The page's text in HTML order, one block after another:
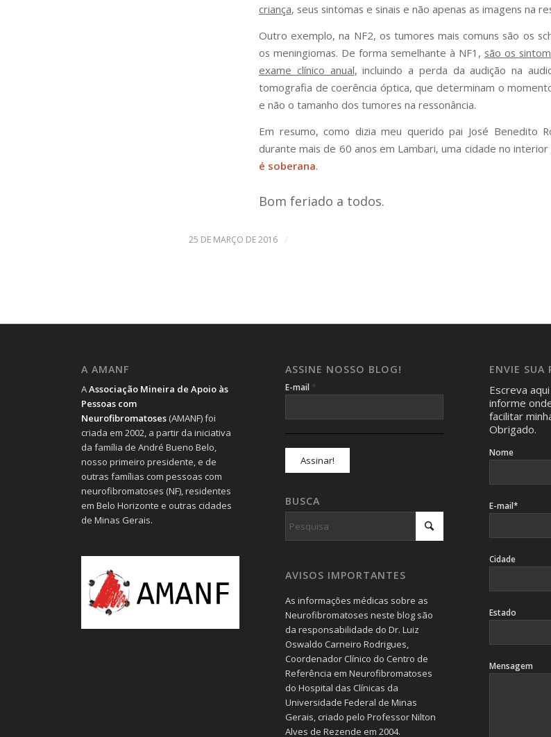
criança, seus sintomas e sinais e não apenas as imagens na
Outro exemplo, na NF2, os tumores mais comuns são os
os meningiomas. De forma semelhante à NF1, são os
exame clínico anual, incluindo a perda da audição na
tomografia de coerência óptica, que determinam o
e não o tamanho dos tumores na ressonância.
Em resumo, como dizia meu querido pai José Benedito
durante mais de 60 anos em Lambari, uma cidade no interior
é soberana.
Bom feriado a todos.
25 DE MARÇO DE 2016 /
A AMANF
AAssociação Mineira de Apoio às
Pessoas com
Neurofibromatoses (AMANF) foi
criada em 2002, a partir da iniciativa
da família de André Bueno Belo,
nosso primeiro presidente, e de
outras famílias com pessoas com
neurofibromatoses (NF), residentes
em Belo Horizonte e outras cidades
de Minas Gerais.
ASSINE NOSSO BLOG!
E-mail *
BUSCA
AVISOS IMPORTANTES
As informações médicas sobre as
Neurofibromatoses neste blog são
da responsabilidade do Dr. Luiz
Oswaldo Carneiro Rodrigues,
Coordenador Clínico do Centro de
Referência em Neurofibromatoses
do Hospital das Clínicas da
Universidade Federal de Minas
Gerais, criado pelo Professor Nilton
Alves de Rezende em 2004.
ENVIE SUA
Escreva
informe
facilitar
Obrigado.
Nome
E-mail*
Cidade
Estado
Mensagem